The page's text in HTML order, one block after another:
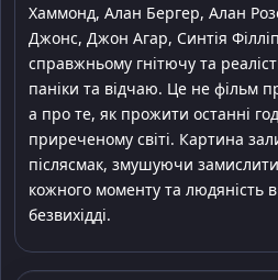
Хаммонд, Алан Бергер, Алан
Джонс, Джон Агар, Синтія
справжньому гнітючу та
паніки та відчаю. Це не фільм
а про те, як прожити останні
приреченому світі. Картина
післясмак, змушуючи
кожного моменту та людяність
безвихідді.